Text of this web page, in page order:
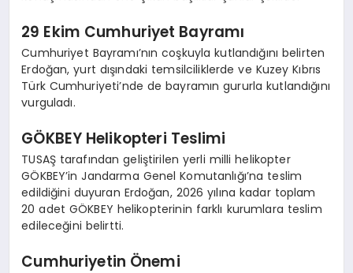
29 Ekim Cumhuriyet Bayramı
Cumhuriyet Bayramı’nın coşkuyla kutlandığını belirten
Erdoğan, yurt dışındaki temsilciliklerde ve Kuzey Kıbrıs
Türk Cumhuriyeti’nde de bayramın gururla kutlandığını
vurguladı.
GÖKBEY Helikopteri Teslimi
TUSAŞ tarafından geliştirilen yerli milli helikopter
GÖKBEY’in Jandarma Genel Komutanlığı’na teslim
edildiğini duyuran Erdoğan, 2026 yılına kadar toplam
20 adet GÖKBEY helikopterinin farklı kurumlara teslim
edileceğini belirtti.
Cumhuriyetin Önemi